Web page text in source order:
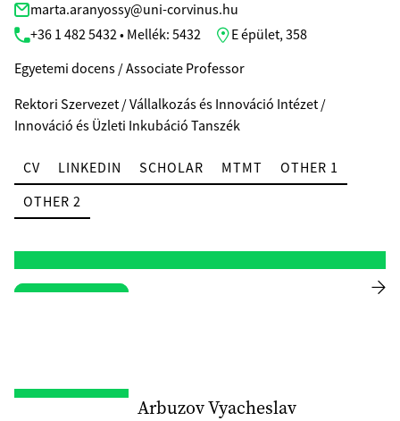
marta.aranyossy@uni-corvinus.hu
+36 1 482 5432 • Mellék: 5432
E épület, 358
Egyetemi docens / Associate Professor
Rektori Szervezet / Vállalkozás és Innováció Intézet /
Innováció és Üzleti Inkubáció Tanszék
CV LINKEDIN SCHOLAR MTMT
OTHER 1
OTHER 2
Arbuzov Vyacheslav